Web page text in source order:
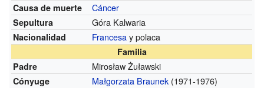
Causa de muerte Cáncer
Sepultura Góra Kalwaria
Nacionalidad Francesay polaca
Familia
Padre
Mirosław Żuławski
Cónyuge Małgorzata Braunek (1971-1976)